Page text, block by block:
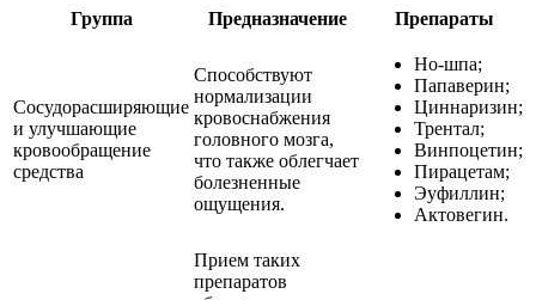
Группа Предназначение Препараты
Сосудорасширяющие
и улучшающие
кровообращение
средства
Способствуют
нормализации
кровоснабжения
головного мозга,
что также облегчает
болезненные
ощущения.
Но-шпа;
Папаверин;
Циннаризин;
Трентал;
Винпоцетин;
Пирацетам;
Эуфиллин;
Актовегин.
Прием таких
препаратов